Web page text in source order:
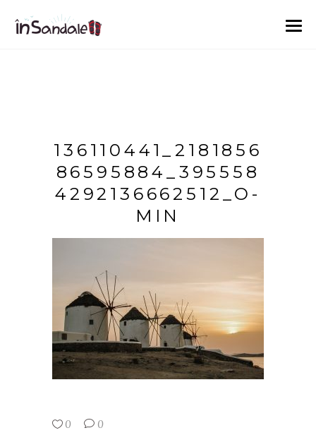
136110441_2181856
86595884_395558
4292136662512_O-
MIN
0 0